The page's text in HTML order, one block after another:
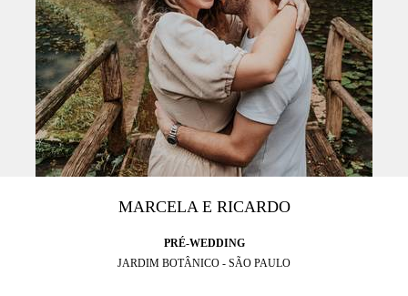
MARCELA E RICARDO
PRÉ-WEDDING
JARDIM BOTÂNICO - SÃO PAULO